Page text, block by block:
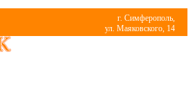
г. Симферополь,
ул. Маяковского, 14